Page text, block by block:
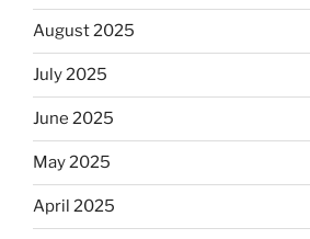
August 2025
July 2025
June 2025
May 2025
April 2025